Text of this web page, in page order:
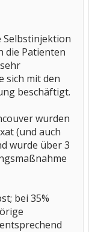
Selbstinjektion
die Patienten
sich mit den
beschäftigt.
wurden
(und auch
wurde über 3
bei 35%